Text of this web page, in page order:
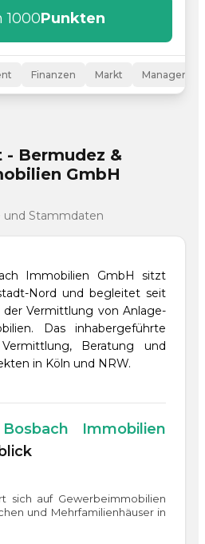
1000Punkten
Finanzen Markt
- Bermudez &
GmbH
und Stammdaten
Immobilien GmbH sitzt
Nord und begleitet seit
Vermittlung von Anlage-
Das inhabergeführte
Beratung und
in Köln und NRW.
Immobilien
sich auf Gewerbeimmobilien
und Mehrfamilienhäuser in